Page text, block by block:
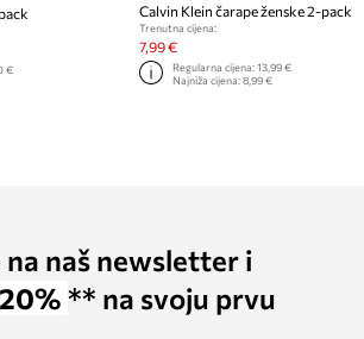
€
Calvin Klein čarape ženske 2-pack
Trenutna cijena:
7,99 €
Regularna cijena: 13,99 €
Najniža cijena: 8,99 €
naš newsletter i
** na svoju prvu